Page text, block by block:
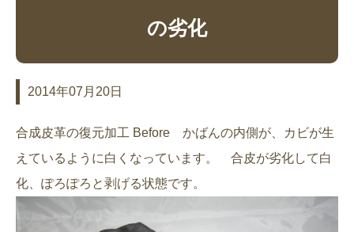
の劣化
2014年07月20日
合成皮革の復元加工 Before かばんの内側が、カビが生
えているように白くなっています。 合皮が劣化して白
化、ぽろぽろと剥げる状態です。